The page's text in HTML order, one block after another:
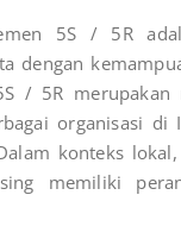
5S / 5R
dengan
/ 5R
organisasi di
konteks
memiliki